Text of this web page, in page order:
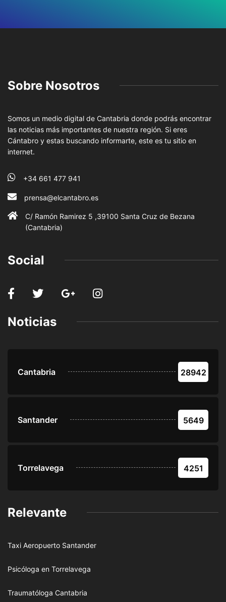
Sobre Nosotros
Somos un medio digital de Cantabria donde podrás encontrar
las noticias más importantes de nuestra región. Si eres
Cántabro y estas buscando informarte, este es tu sitio en
internet.
+34 661 477 941
prensa@elcantabro.es
C/ Ramón Ramirez 5 ,39100 Santa Cruz de Bezana
(Cantabria)
Social
Noticias
Cantabria 28942
Santander 5649
Torrelavega 4251
Relevante
Taxi Aeropuerto Santander
Psicóloga en Torrelavega
Traumatóloga Cantabria